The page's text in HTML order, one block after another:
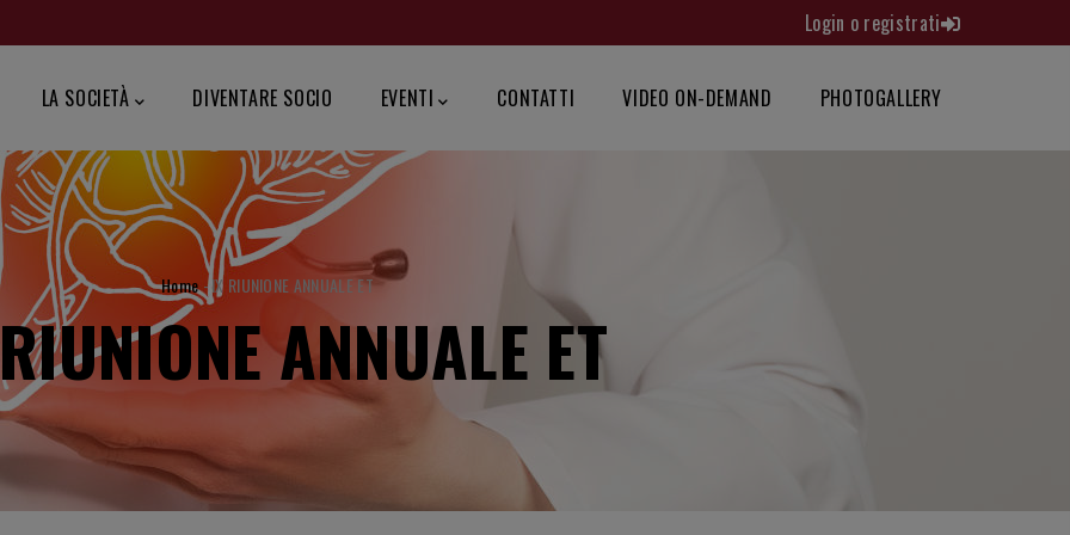
Login o registrati
LA SOCIETÀ DIVENTARE SOCIO EVENTI CONTATTI VIDEO ON-DEMAND PHOTOGALLERY
BRICIOLE
DI
PANE
Home-IX RIUNIONE ANNUALE ET
ANNUALE ET